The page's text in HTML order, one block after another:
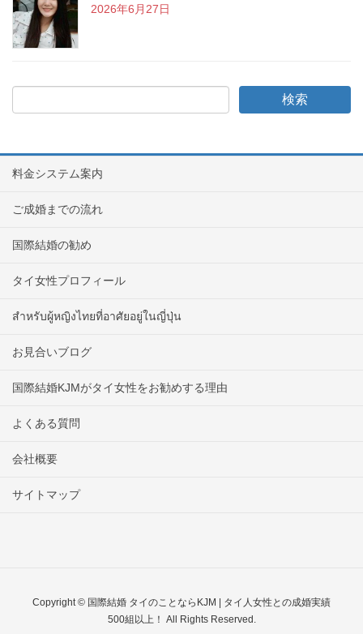
2026年6月27日
料金システム案内
ご成婚までの流れ
国際結婚の勧め
タイ女性プロフィール
สำหรับผู้หญิงไทยที่อาศัยอยู่ในญี่ปุ่น
お見合いブログ
国際結婚KJMがタイ女性をお勧めする理由
よくある質問
会社概要
サイトマップ
Copyright © 国際結婚 タイのことならKJM | タイ人女性との成婚実績
500組以上！ All Rights Reserved.